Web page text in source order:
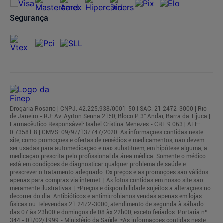
Segurança
Drogaria Rosário | CNPJ: 42.225.938/0001-50 l SAC: 21 2472-3000 | Rio
de Janeiro - RJ: Av. Ayrton Senna 2150, Bloco P 3° Andar, Barra da Tijuca |
Farmacêutico Responsável: Isabel Cristina Menezes - CRF 9.063 | AFE:
0.73581.8 | CMVS: 09/97/137747/2020. As informações contidas neste
site, como promoções e ofertas de remédios e medicamentos, não devem
ser usadas para automedicação e não substituem, em hipótese alguma, a
medicação prescrita pelo profissional da área médica. Somente o médico
está em condições de diagnosticar qualquer problema de saúde e
prescrever o tratamento adequado. Os preços e as promoções são válidos
apenas para compras via internet. | As fotos contidas em nosso site são
meramente ilustrativas. | *Preços e disponibilidade sujeitos a alterações no
decorrer do dia. Antibióticos e antimicrobianos vendas apenas em lojas
físicas ou Televendas 21 2472-3000, atendimento de segunda à sábado
das 07 às 23h00 e domingos de 08 às 22h00, exceto feriados. Portaria nº
344 - 01/02/1999 - Ministério da Saúde. *As informações contidas neste